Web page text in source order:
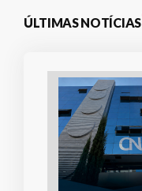
ÚLTIMAS NOTÍCIAS